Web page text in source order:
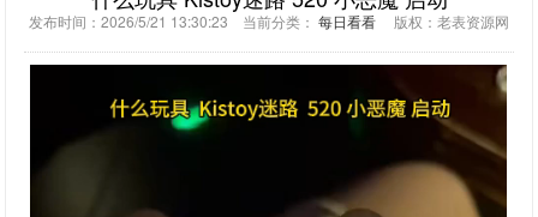
发布时间：2026/5/21 13:30:23 当前分类： 每日看看 版权：老表资源网